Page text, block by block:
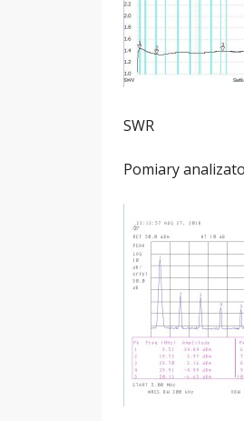
SWR
Pomiary